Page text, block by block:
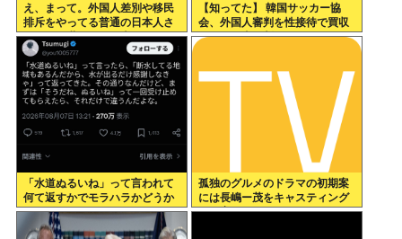
え、まって。外国人差別や移民
排斥をやってる普通の日本人さ
んって、世界から日本がヘイト
スピーチ国家だと思われていい
の
【知ってた】 韓国サッカー協
会、外国人審判を性接待で買収
していた事が判明
「水道ぬるいね」って言われて
何て返すかでモラハラかどうか
わかるらしいwww
孤独のグルメのドラマの初期案
には長嶋ー茂をキャスティング
する案もあった←これ